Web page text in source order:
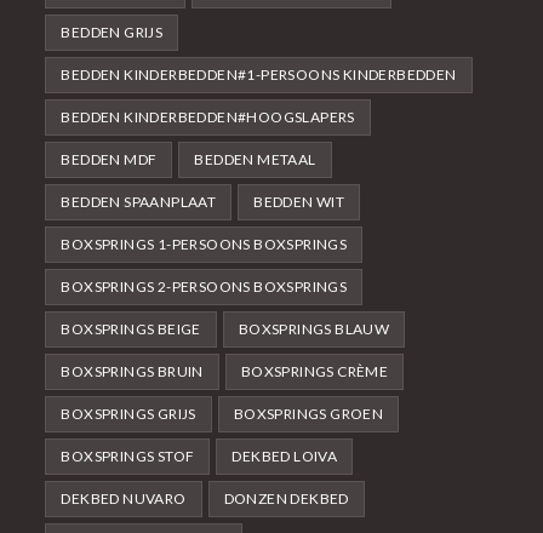
BEDDEN GRIJS
BEDDEN KINDERBEDDEN#1-PERSOONS KINDERBEDDEN
BEDDEN KINDERBEDDEN#HOOGSLAPERS
BEDDEN MDF BEDDEN METAAL
BEDDEN SPAANPLAAT BEDDEN WIT
BOXSPRINGS 1-PERSOONS BOXSPRINGS
BOXSPRINGS 2-PERSOONS BOXSPRINGS
BOXSPRINGS BEIGE BOXSPRINGS BLAUW
BOXSPRINGS BRUIN BOXSPRINGS CRÈME
BOXSPRINGS GRIJS BOXSPRINGS GROEN
BOXSPRINGS STOF DEKBED LOIVA
DEKBED NUVARO DONZEN DEKBED